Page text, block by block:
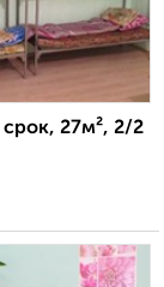
27м², 2/2